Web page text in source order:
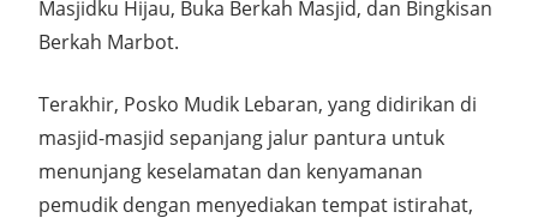
Masjidku Hijau, Buka Berkah Masjid, dan Bingkisan
Berkah Marbot.
Terakhir, Posko Mudik Lebaran, yang didirikan di
masjid-masjid sepanjang jalur pantura untuk
menunjang keselamatan dan kenyamanan
pemudik dengan menyediakan tempat istirahat,